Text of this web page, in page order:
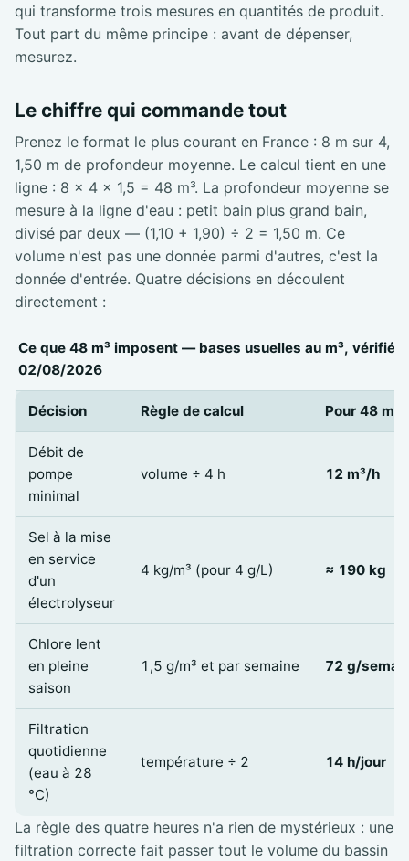
qui transforme trois mesures en quantités de produit.
Tout part du même principe : avant de dépenser,
mesurez.
Le chiffre qui commande tout
Prenez le format le plus courant en France : 8 m sur 4,
1,50 m de profondeur moyenne. Le calcul tient en une
ligne : 8 × 4 × 1,5 = 48 m³. La profondeur moyenne se
mesure à la ligne d'eau : petit bain plus grand bain,
divisé par deux — (1,10 + 1,90) ÷ 2 = 1,50 m. Ce
volume n'est pas une donnée parmi d'autres, c'est la
donnée d'entrée. Quatre décisions en découlent
directement :
Ce que 48 m³ imposent — bases usuelles au m³,
02/08/2026
Décision Règle de calcul Pour 48 m³
Débit de
pompe
minimal
volume ÷ 4 h 12 m³/h
Sel à la mise
en service
d'un
électrolyseur
4 kg/m³ (pour 4 g/L) ≈ 190 kg
Chlore lent
en pleine
saison
1,5 g/m³ et par semaine 72 g/
Filtration
quotidienne
(eau à 28
°C)
température ÷ 2 14 h/jour
La règle des quatre heures n'a rien de mystérieux : une
filtration correcte fait passer tout le volume du bassin